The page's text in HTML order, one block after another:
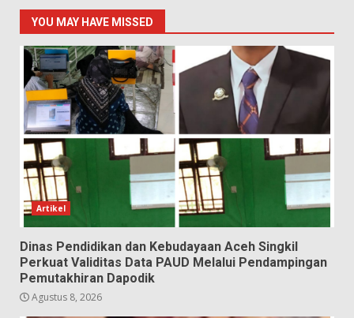
YOU MAY HAVE MISSED
Artikel
Dinas Pendidikan dan Kebudayaan Aceh Singkil
Perkuat Validitas Data PAUD Melalui Pendampingan
Pemutakhiran Dapodik
Agustus 8, 2026